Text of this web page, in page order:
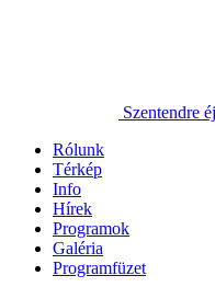
Szentendre
Rólunk
Térkép
Info
Hírek
Programok
Galéria
Programfüzet